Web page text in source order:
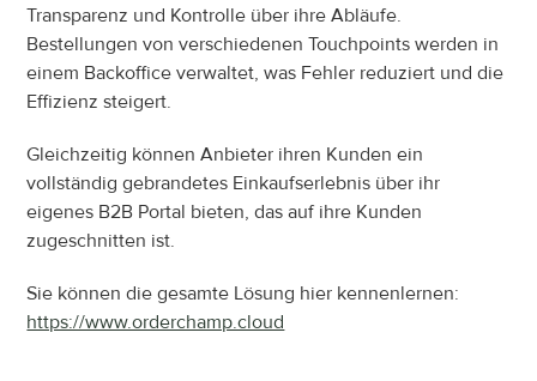
Transparenz und Kontrolle über ihre Abläufe.
Bestellungen von verschiedenen Touchpoints werden in
einem Backoffice verwaltet, was Fehler reduziert und die
Effizienz steigert.
Gleichzeitig können Anbieter ihren Kunden ein
vollständig gebrandetes Einkaufserlebnis über ihr
eigenes B2B Portal bieten, das auf ihre Kunden
zugeschnitten ist.
Sie können die gesamte Lösung hier kennenlernen:
https://www.orderchamp.cloud